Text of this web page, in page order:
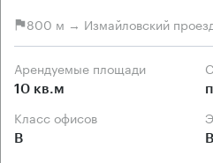
800 м → Измайловский
Арендуемые площади
10 кв.м
Класс офисов
B